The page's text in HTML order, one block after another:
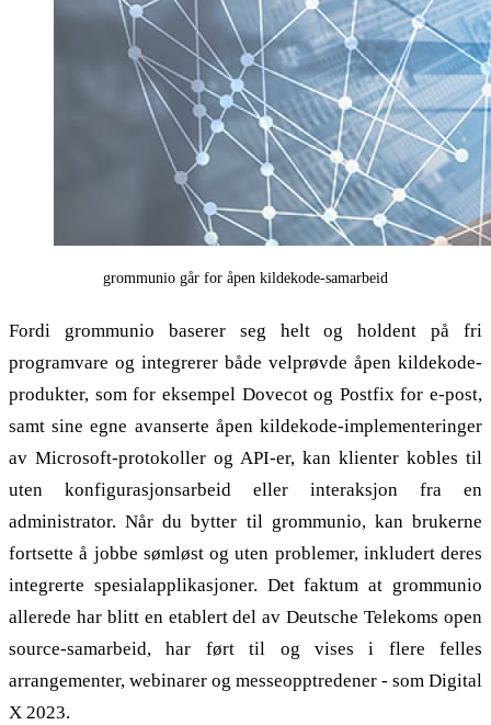
grommunio går for åpen kildekode-samarbeid
Fordi grommunio baserer seg helt og holdent på fri
programvare og integrerer både velprøvde åpen kildekode-
produkter, som for eksempel Dovecot og Postfix for e-post,
samt sine egne avanserte åpen kildekode-implementeringer
av Microsoft-protokoller og API-er, kan klienter kobles til
uten konfigurasjonsarbeid eller interaksjon fra en
administrator. Når du bytter til grommunio, kan brukerne
fortsette å jobbe sømløst og uten problemer, inkludert deres
integrerte spesialapplikasjoner. Det faktum at grommunio
allerede har blitt en etablert del av Deutsche Telekoms open
source-samarbeid, har ført til og vises i flere felles
arrangementer, webinarer og messeopptredener - som Digital
X 2023.